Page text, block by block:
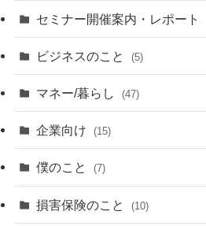
セミナー開催案内・レポート
ビジネスのこと (5)
マネー/暮らし (47)
企業向け (15)
僕のこと (7)
損害保険のこと (10)